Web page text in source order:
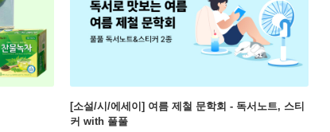
[소설/시/에세이] 여름 제철 문학회 - 독서노트, 스티
커 with 풀풀